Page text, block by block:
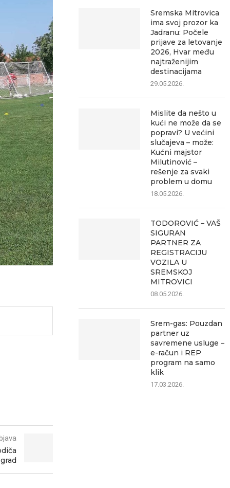
Sremska Mitrovica
ima svoj prozor ka
Jadranu: Počele
prijave za letovanje
2026, Hvar među
najtraženijim
destinacijama
29.05.2026.
Mislite da nešto u
kući ne može da se
popravi? U većini
slučajeva – može:
Kućni majstor
Milutinović –
rešenje za svaki
problem u domu
18.05.2026.
TODOROVIĆ – VAŠ
SIGURAN
PARTNER ZA
REGISTRACIJU
VOZILA U
SREMSKOJ
MITROVICI
08.05.2026.
Srem-gas: Pouzdan
partner uz
savremene usluge –
e-račun i REP
program na samo
klik
17.03.2026.